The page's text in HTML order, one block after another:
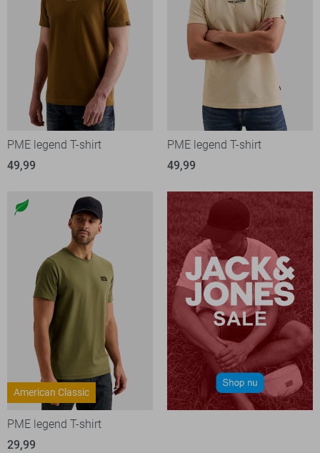
PME legend T-shirt
49,99
PME legend T-shirt
49,99
American Classic
PME legend T-shirt
29,99